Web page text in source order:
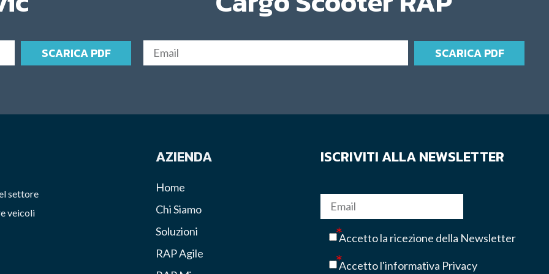
SCARICA PDF SCARICA PDF
settore
veicoli
AZIENDA
Home
Chi Siamo
Soluzioni
RAP Agile
ISCRIVITI ALLA NEWSLETTER
Accetto la ricezione della Newsletter
Accetto l'informativa Privacy